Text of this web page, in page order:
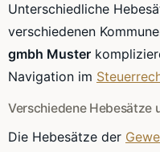
Unterschiedliche
verschiedenen
gmbh Muster
Navigation im
Verschiedene Hebesätze
Die Hebesätze der